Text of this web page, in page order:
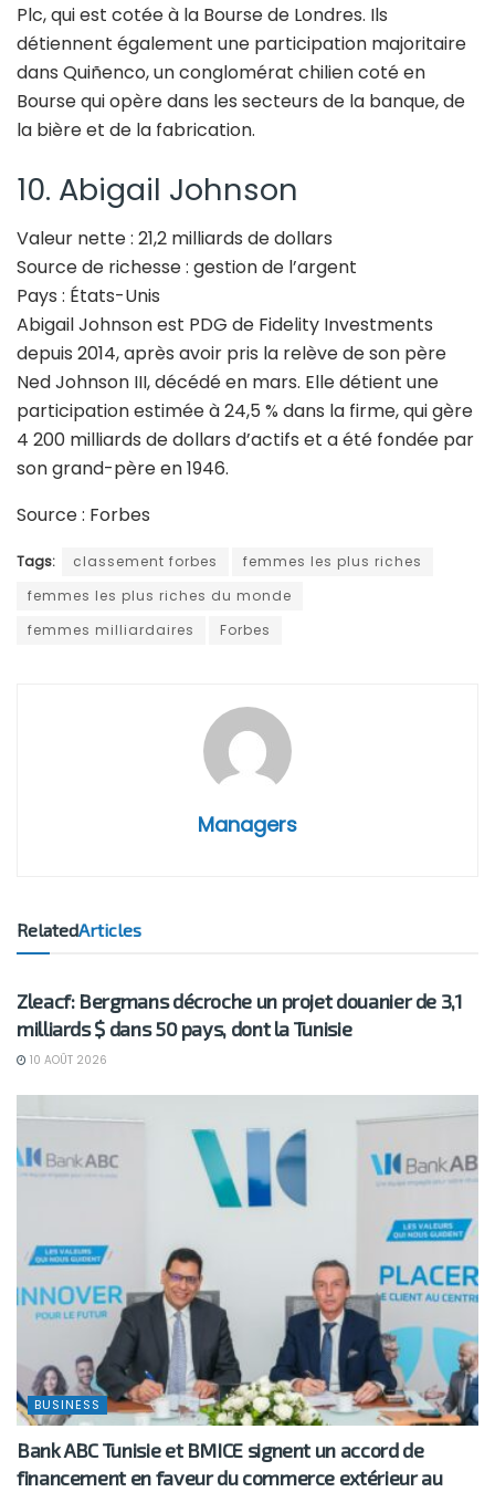
Plc, qui est cotée à la Bourse de Londres. Ils
détiennent également une participation majoritaire
dans Quiñenco, un conglomérat chilien coté en
Bourse qui opère dans les secteurs de la banque, de
la bière et de la fabrication.
10. Abigail Johnson
Valeur nette : 21,2 milliards de dollars
Source de richesse : gestion de l’argent
Pays : États-Unis
Abigail Johnson est PDG de Fidelity Investments
depuis 2014, après avoir pris la relève de son père
Ned Johnson III, décédé en mars. Elle détient une
participation estimée à 24,5 % dans la firme, qui gère
4 200 milliards de dollars d’actifs et a été fondée par
son grand-père en 1946.
Source : Forbes
Tags: classement forbes
femmes les plus riches
femmes les plus riches du monde
femmes milliardaires
Forbes
Managers
RelatedArticles
BUSINESS
Zleacf: Bergmans décroche un projet douanier de 3,1
milliards $ dans 50 pays, dont la Tunisie
10 AOÛT 2026
BUSINESS
Bank ABC Tunisie et BMICE signent un accord de
financement en faveur du commerce extérieur au